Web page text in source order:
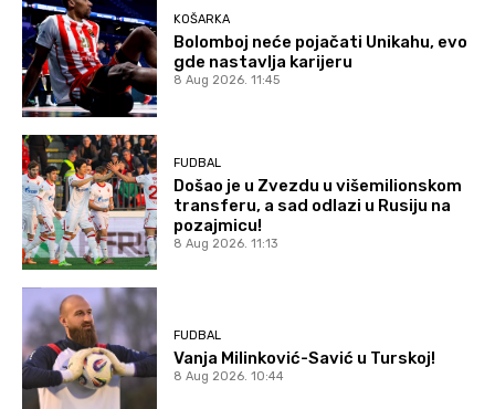
KOŠARKA
Bolomboj neće pojačati Unikahu, evo
gde nastavlja karijeru
8 Aug 2026. 11:45
FUDBAL
Došao je u Zvezdu u višemilionskom
transferu, a sad odlazi u Rusiju na
pozajmicu!
8 Aug 2026. 11:13
FUDBAL
Vanja Milinković-Savić u Turskoj!
8 Aug 2026. 10:44